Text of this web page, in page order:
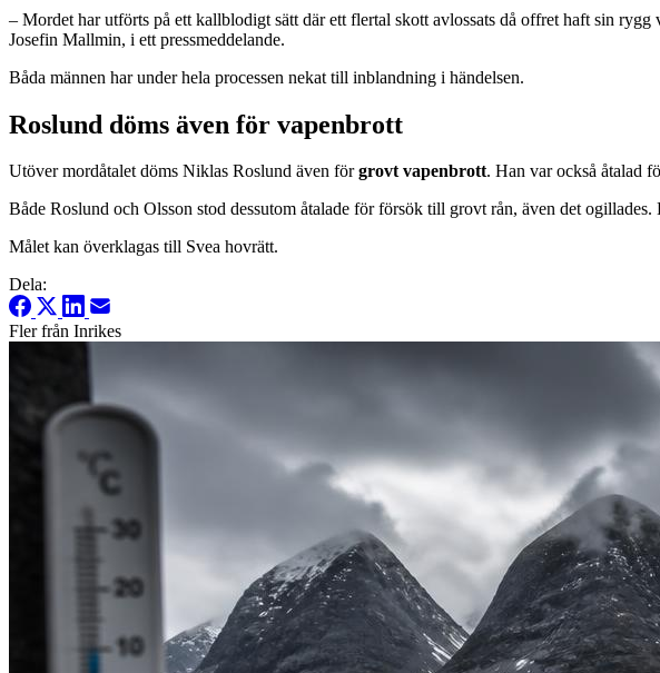
– Mordet har utförts på ett kallblodigt sätt där ett flertal skott avlossats då offret haft sin
Josefin Mallmin, i ett pressmeddelande.
Båda männen har under hela processen nekat till inblandning i händelsen.
Roslund döms även för vapenbrott
Utöver mordåtalet döms Niklas Roslund även förgrovt vapenbrott. Han var också åtalad
Både Roslund och Olsson stod dessutom åtalade för försök till grovt rån, även det
Målet kan överklagas till Svea hovrätt.
Dela:
Fler från Inrikes